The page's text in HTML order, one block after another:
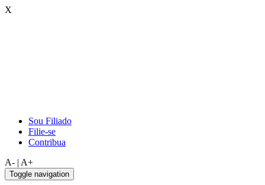
X
Sou Filiado
Filie-se
Contribua
A- | A+
Toggle navigation